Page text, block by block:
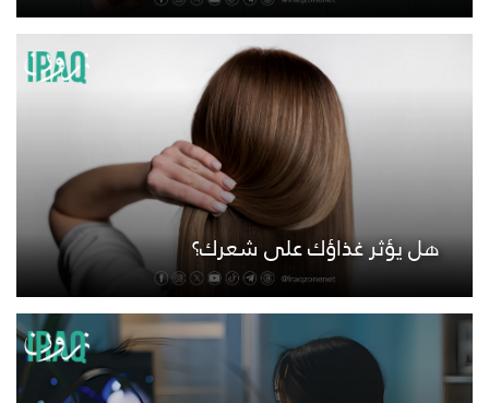
هل يؤثر غذاؤك على شعرك؟